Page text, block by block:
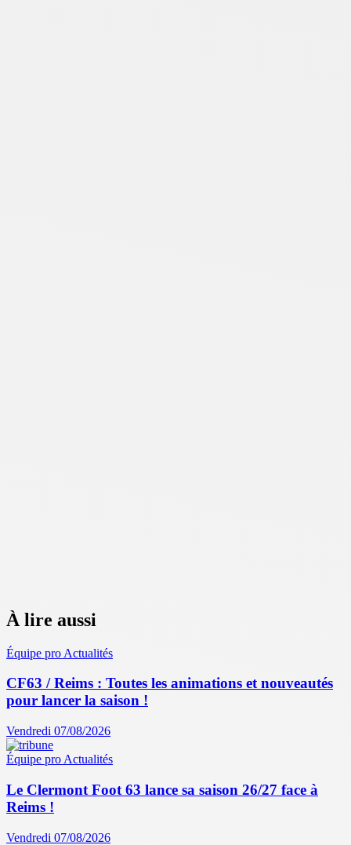
À lire aussi
Équipe pro Actualités
CF63 / Reims : Toutes les animations et nouveautés
pour lancer la saison !
Vendredi 07/08/2026
Équipe pro Actualités
Le Clermont Foot 63 lance sa saison 26/27 face à
Reims !
Vendredi 07/08/2026